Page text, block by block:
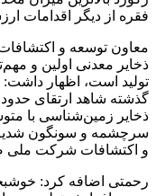
فقره از دیگر اقدامات
معاون توسعه و
ذخایر معدنی اولین و
تولید است، اظهار
گذشته شاهد ارتقای
سرچشمه و سونگون شدیم
و اکتشافات شرکت ملی
رحمتی اضافه کرد: